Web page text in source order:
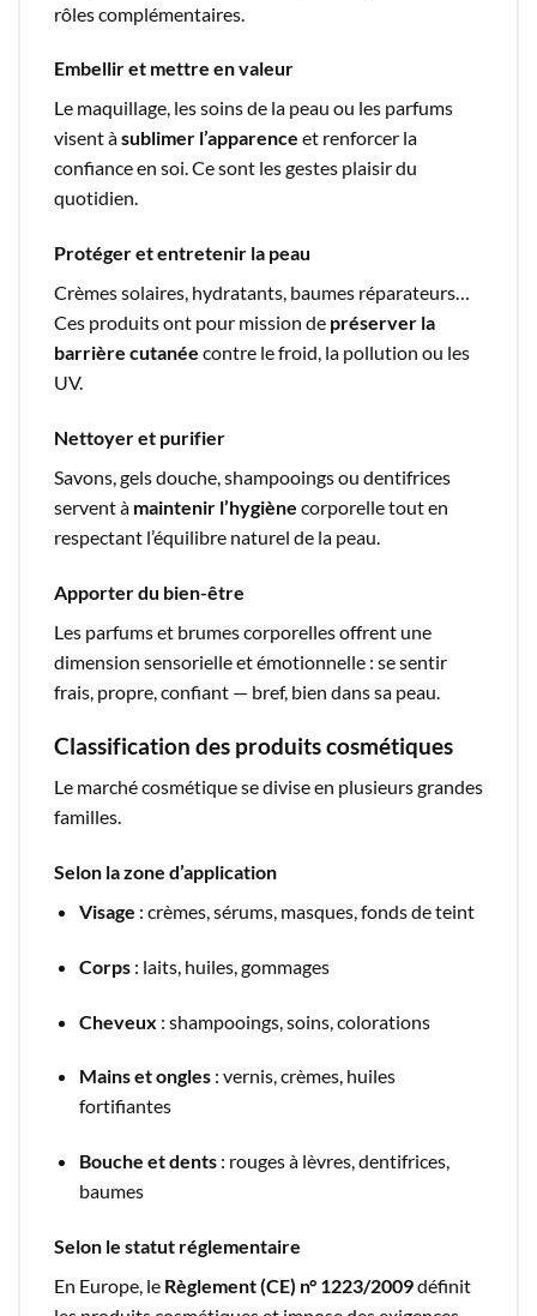
rôles complémentaires.
Embellir et mettre en valeur
Le maquillage, les soins de la peau ou les parfums
visent àsublimer l’apparence et renforcer la
confiance en soi. Ce sont les gestes plaisir du
quotidien.
Protéger et entretenir la peau
Crèmes solaires, hydratants, baumes réparateurs…
Ces produits ont pour mission de préserver la
barrière cutanée contre le froid, la pollution ou les
UV.
Nettoyer et purifier
Savons, gels douche, shampooings ou dentifrices
servent à maintenir l’hygiène corporelle tout en
respectant l’équilibre naturel de la peau.
Apporter du bien-être
Les parfums et brumes corporelles offrent une
dimension sensorielle et émotionnelle : se sentir
frais, propre, confiant — bref, bien dans sa peau.
Classification des produits cosmétiques
Le marché cosmétique se divise en plusieurs grandes
familles.
Selon la zone d’application
Visage : crèmes, sérums, masques, fonds de teint
Corps: laits, huiles, gommages
Cheveux : shampooings, soins, colorations
Mains et ongles: vernis, crèmes, huiles
fortifiantes
Bouche et dents: rouges à lèvres, dentifrices,
baumes
Selon le statut réglementaire
En Europe, le Règlement (CE) n° 1223/2009définit